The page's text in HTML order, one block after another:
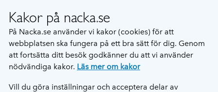
Kakor på nacka.se
På Nacka.se använder vi kakor (cookies) för att
webbplatsen ska fungera på ett bra sätt för dig. Genom
att fortsätta ditt besök godkänner du att vi använder
nödvändiga kakor. Läs mer om kakor
Vill du göra inställningar och acceptera delar av